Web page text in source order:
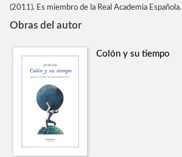
(2011). Es miembro de la Real Academia Española.
Obras del autor
Colón y su tiempo